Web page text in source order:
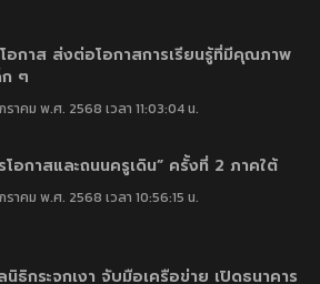
อกาส ส่งต่อโอกาสการเรียนรู้ที่มีคุณภาพ
ๆ
ราคม พ.ศ. 2568 เวลา 11:03:04 น.
โอกาสและถนนครูเดิน” ครั้งที่ 2 ภาคใต้
ราคม พ.ศ. 2568 เวลา 10:56:15 น.
ธิกระจกเงา จับมือเครือข่าย เปิดธนาคาร